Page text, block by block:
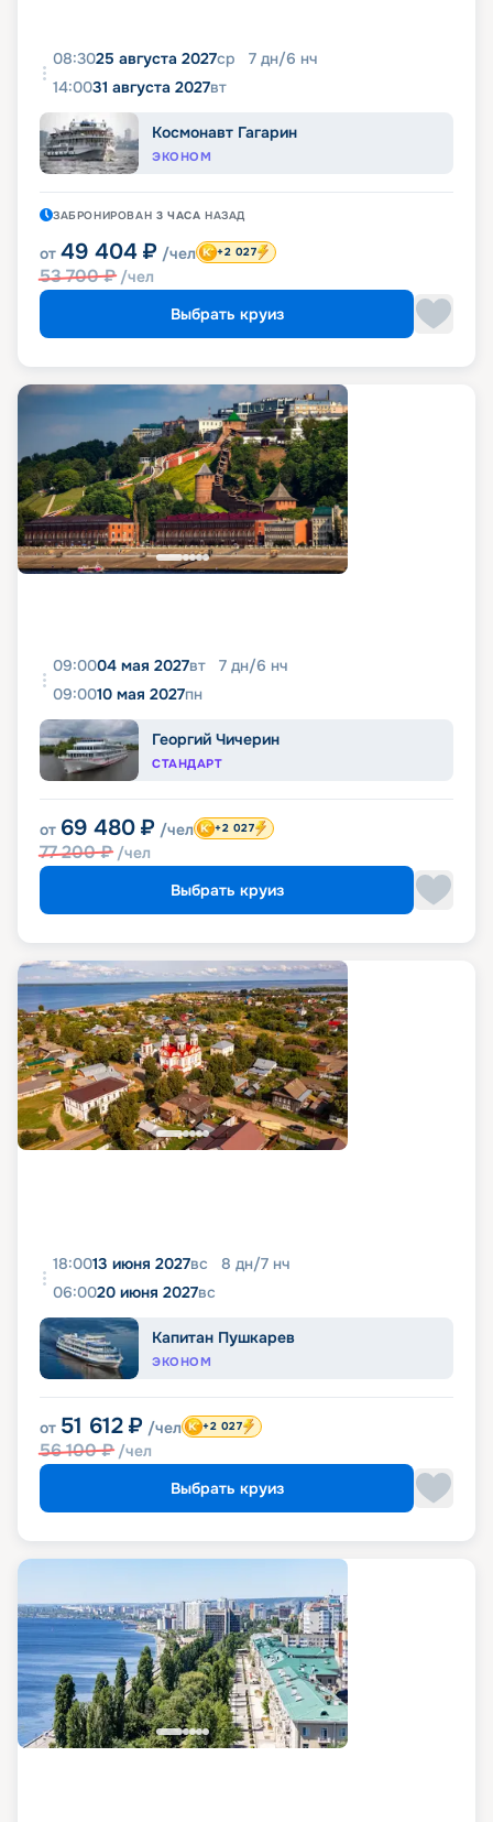
08:3025 августа 2027ср 7 дн/6 нч
14:0031 августа 2027вт
Космонавт Гагарин
ЭКОНОМ
ЗАБРОНИРОВАН 3 ЧАСА НАЗАД
от 49 404 ₽ /чел
53 700₽ /чел
+2 027
Выбрать круиз
09:0004 мая 2027вт 7 дн/6 нч
09:0010 мая 2027пн
Георгий Чичерин
СТАНДАРТ
от 69 480 ₽ /чел
77 200₽ /чел
+2 027
Выбрать круиз
18:0013 июня 2027вс 8 дн/7 нч
06:0020 июня 2027вс
Капитан Пушкарев
ЭКОНОМ
от 51 612 ₽ /чел
56 100₽ /чел
+2 027
Выбрать круиз